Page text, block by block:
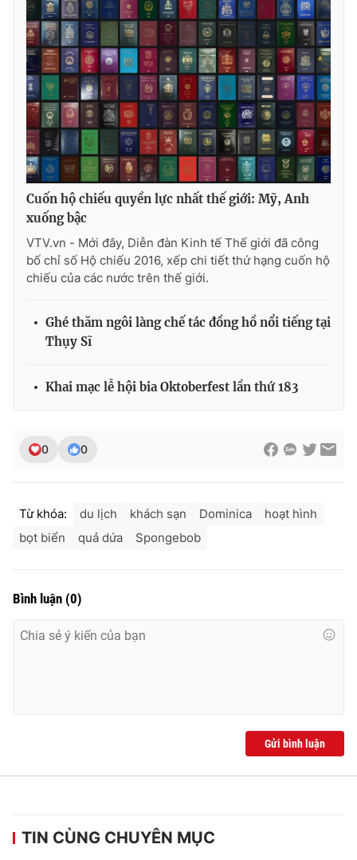
Ðiện thoại Thời báo VTV: 024.66 897 897
Email:toasoan@vtv.vn
Liên hệ quảng cáo:024-7300.7108
® Cấm sao chép dưới mọi hình thức nếu không có sự chấp
Cuốn hộ chiếu quyền lực nhất thế giới: Mỹ, Anh
xuống bậc
VTV.vn - Mới đây, Diễn đàn Kinh tế Thế giới đã công
bố chỉ số Hộ chiếu 2016, xếp chi tiết thứ hạng cuốn hộ
chiếu của các nước trên thế giới.
Ghé thăm ngôi làng chế tác đồng hồ nổi tiếng tại
Thụy Sĩ
Khai mạc lễ hội bia Oktoberfest lần thứ 183
0 0
Từ khóa: du lịch khách sạn Dominica
hoạt hình
bọt biển
quả dứa Spongebob
Bình luận (0)
Gửi bình luận
TIN CÙNG CHUYÊN MỤC